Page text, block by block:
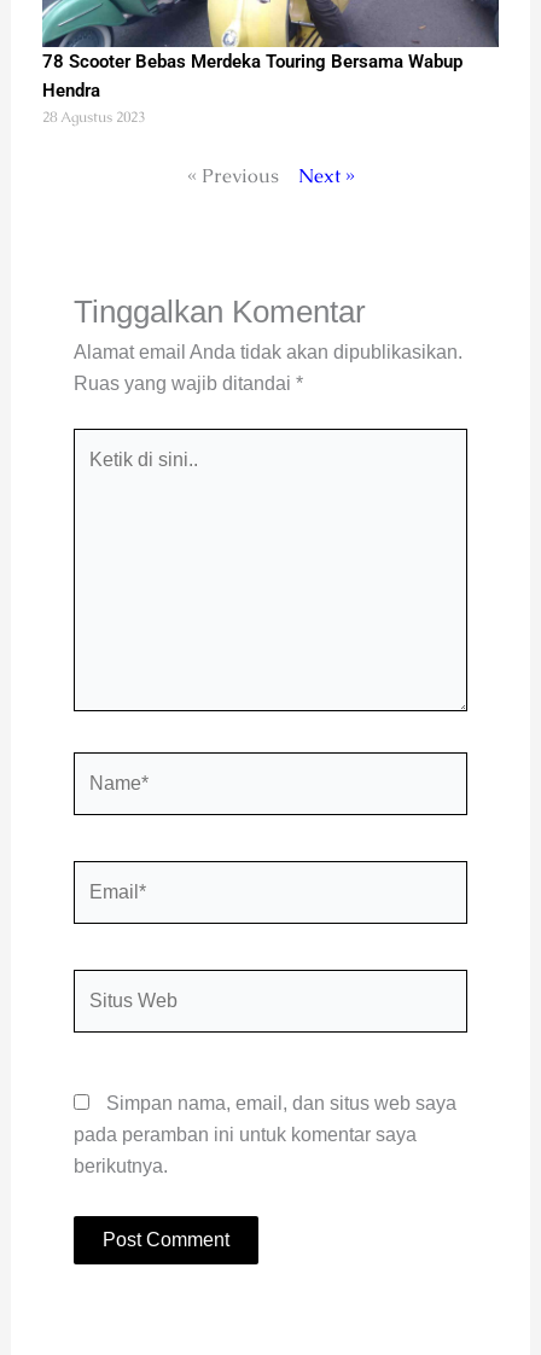
78 Scooter Bebas Merdeka Touring Bersama Wabup
Hendra
28 Agustus 2023
« Previous Next »
Tinggalkan Komentar
Alamat email Anda tidak akan dipublikasikan.
Ruas yang wajib ditandai *
Simpan nama, email, dan situs web saya
pada peramban ini untuk komentar saya
berikutnya.